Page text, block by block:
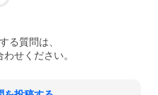
る質問は、
せください。